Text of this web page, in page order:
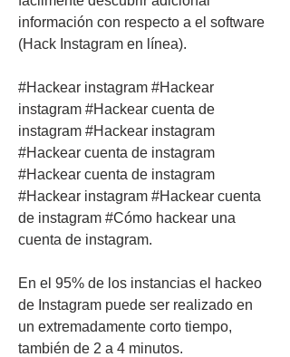
información con respecto a el software
(Hack Instagram en línea).
#Hackear instagram #Hackear
instagram #Hackear cuenta de
instagram #Hackear instagram
#Hackear cuenta de instagram
#Hackear cuenta de instagram
#Hackear instagram #Hackear cuenta
de instagram #Cómo hackear una
cuenta de instagram.
En el 95% de los instancias el hackeo
de Instagram puede ser realizado en
un extremadamente corto tiempo,
también de 2 a 4 minutos.